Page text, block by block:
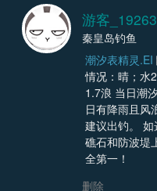
游客_19263
秦皇岛钓鱼
潮汐表精灵.EI
情况：晴；水
1.7浪 当日潮
日有降雨且风
建议出钓。
礁石和防波堤
全第一！
删除